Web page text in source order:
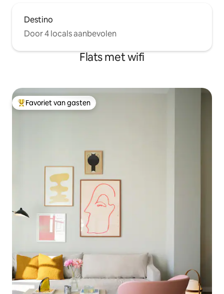
Destino
Door 4 locals aanbevolen
Flats met wifi
Topfavoriet van gasten
Favoriet van gasten